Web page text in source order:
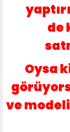
de
Oysa
ve